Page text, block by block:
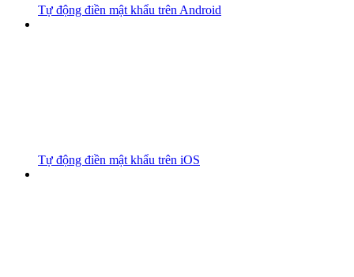
Tự động điền mật khẩu trên Android
Tự động điền mật khẩu trên iOS